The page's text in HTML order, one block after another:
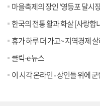
마을축제의 장인 '영등포 달시
한국의 전통 활과 화살 [사랑합
휴가 하루 더 가고~ 지역경제
클릭-e 뉴스
이 시각 온라인 - 상인들 위에 군림하는